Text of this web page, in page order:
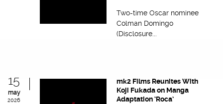
Two-time Oscar nominee
Colman Domingo
(Disclosure...
15
may
2026
mk2 Films Reunites With
Koji Fukada on Manga
Adaptation ‘Roca’